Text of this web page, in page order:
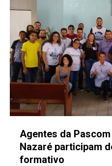
Agentes da
Nazaré participam
formativo